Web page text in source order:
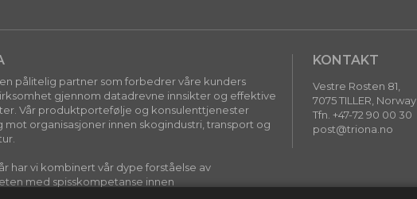
pålitelig partner som forbedrer våre kunders
gjennom datadrevne innsikter og effektive
Vår produktportefølje og konsulenttjenester
mot organisasjoner innen skogindustri, transport og
har vi kombinert vår dype forståelse av
med spisskompetanse innen
KONTAKT
Vestre Rosten 81,
7075 TILLER, Norway
Tfn. +47-72 90 00 30
post@triona.no